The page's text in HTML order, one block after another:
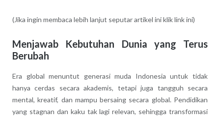
(Jika ingin membaca lebih lanjut seputar artikel ini klik link ini)
Menjawab Kebutuhan Dunia yang Terus
Berubah
Era global menuntut generasi muda Indonesia untuk tidak
hanya cerdas secara akademis, tetapi juga tangguh secara
mental, kreatif, dan mampu bersaing secara global. Pendidikan
yang stagnan dan kaku tak lagi relevan, sehingga transformasi